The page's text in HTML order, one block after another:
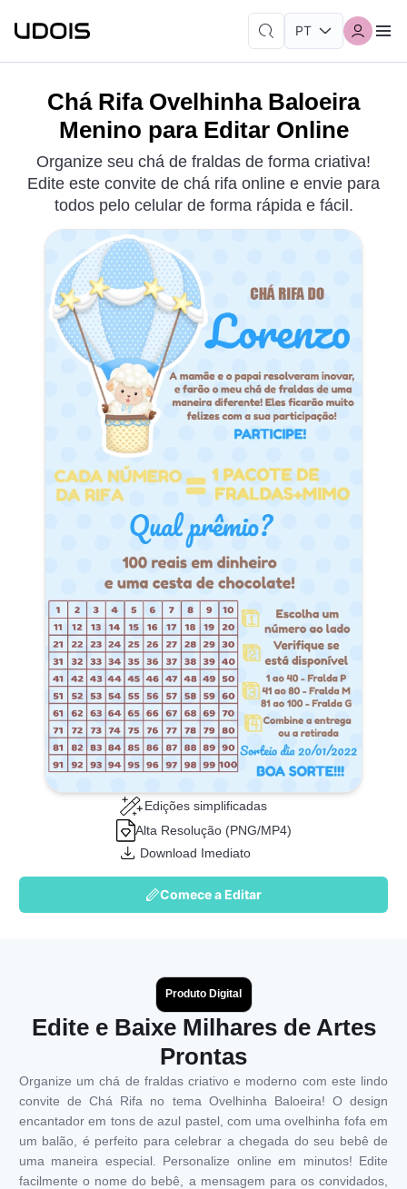
Chá Rifa Ovelhinha Baloeira
Menino para Editar Online
Organize seu chá de fraldas de forma criativa!
Edite este convite de chá rifa online e envie para
todos pelo celular de forma rápida e fácil.
Edições simplificadas
Alta Resolução (PNG/MP4)
Download Imediato
Comece a Editar
Produto Digital
Edite e Baixe Milhares de Artes
Prontas
Organize um chá de fraldas criativo e moderno com este lindo
convite de Chá Rifa no tema Ovelhinha Baloeira! O design
encantador em tons de azul pastel, com uma ovelhinha fofa em
um balão, é perfeito para celebrar a chegada do seu bebê de
uma maneira especial. Personalize online em minutos! Edite
facilmente o nome do bebê, a mensagem para os convidados,